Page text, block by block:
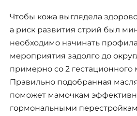
Чтобы кожа выглядела
а риск развития стрий был
необходимо начинать
мероприятия задолго до
примерно со 2 гестационного
Правильно подобранная
поможет мамочкам
гормональными